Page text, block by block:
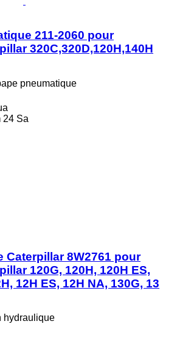
211-2060 pour
320C,320D,120H,140H
pneumatique
24 Sa
Caterpillar 8W2761 pour
120G, 120H, 120H ES,
12H ES, 12H NA, 130G, 13
hydraulique